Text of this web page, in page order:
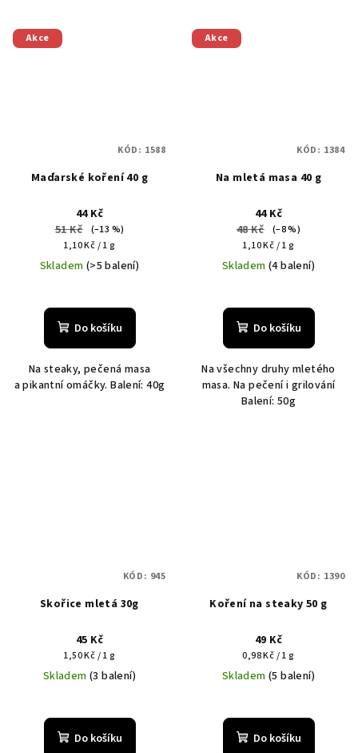
Akce
Maďarské koření 40 g
44 Kč
51 Kč
(–13 %)
Měrná
cena:
1,10 Kč / 1 g
Skladem (>5 balení)
Do košíku
Na steaky, pečená masa
a pikantní omáčky. Balení: 40g
KÓD: 1588
Akce
Na mletá masa 40 g
44 Kč
48 Kč
(–8 %)
Měrná
cena:
1,10 Kč / 1 g
Skladem(4 balení)
Do košíku
Na všechny druhy mletého
masa. Na pečení i grilování
Balení: 50g
KÓD: 1384
Skořice mletá 30g
45 Kč
Měrná
cena:
1,50 Kč / 1 g
Skladem(3 balení)
Do košíku
KÓD: 945
Koření na steaky 50 g
49 Kč
Měrná
cena:
0,98 Kč / 1 g
Skladem(5 balení)
Do košíku
KÓD: 1390